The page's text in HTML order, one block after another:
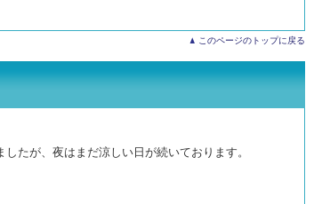
このページのトップに戻る
たが、夜はまだ涼しい日が続いております。